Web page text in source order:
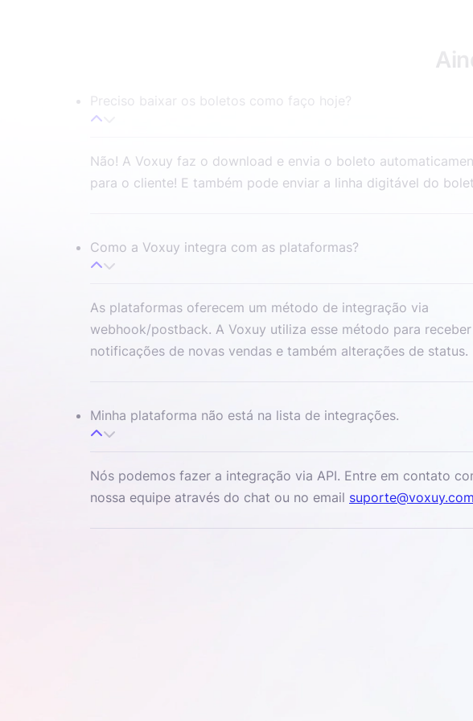
Preciso baixar os boletos como faço hoje?
Não! A Voxuy faz o download e envia o boleto
para o cliente! E também pode enviar a linha digitável do
Como a Voxuy integra com as plataformas?
As plataformas oferecem um método de integração via
webhook/postback. A Voxuy utiliza esse método para
notificações de novas vendas e também alterações de status.
Minha plataforma não está na lista de integrações.
Nós podemos fazer a integração via API. Entre em contato
nossa equipe através do chat ou no email suporte@voxuy.com